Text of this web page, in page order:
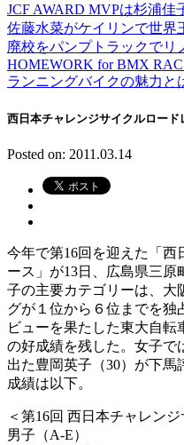
JCF AWARD MVPは杉浦
佐藤水菜がケイリンで世
廃校をパンプトラックで
HOMEWORK for BMX
ランニングバイクの魅力
西日本チャレンジサイクルロー
Posted on: 2011.03.14
今年で第16回を迎えた「西
ース」が13日、広島県三原
子の主要カテゴリーは、大
グが１位から６位までを独
ビューを果たした東大自転
の好成績を残した。女子で
出た豊岡英子（30）が下
成績は以下。
＜第16回 西日本チャレン
男子（A-E）